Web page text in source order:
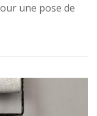
une pose de